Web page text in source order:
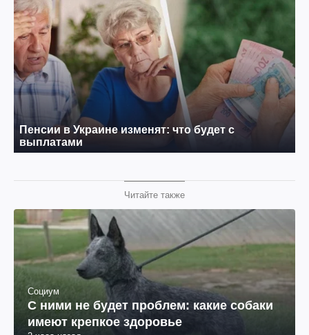
Читайте также
Социум
С ними не будет проблем: какие собаки
имеют крепкое здоровье